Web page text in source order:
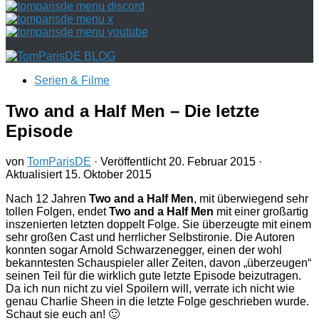
Serien & Filme
Two and a Half Men – Die letzte
Episode
von TomParisDE · Veröffentlicht 20. Februar 2015 ·
Aktualisiert 15. Oktober 2015
Nach 12 Jahren Two and a Half Men, mit überwiegend sehr
tollen Folgen, endetTwo and a Half Men mit einer großartig
inszenierten letzten doppelt Folge. Sie überzeugte mit einem
sehr großen Cast und herrlicher Selbstironie. Die Autoren
konnten sogar Arnold Schwarzenegger, einen der wohl
bekanntesten Schauspieler aller Zeiten, davon „überzeugen“
seinen Teil für die wirklich gute letzte Episode beizutragen.
Da ich nun nicht zu viel Spoilern will, verrate ich nicht wie
genau Charlie Sheen in die letzte Folge geschrieben wurde.
Schaut sie euch an! 🙂